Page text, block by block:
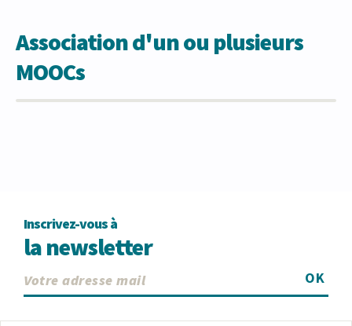
Association d'un ou plusieurs
MOOCs
Inscrivez-vous à
la newsletter
OK